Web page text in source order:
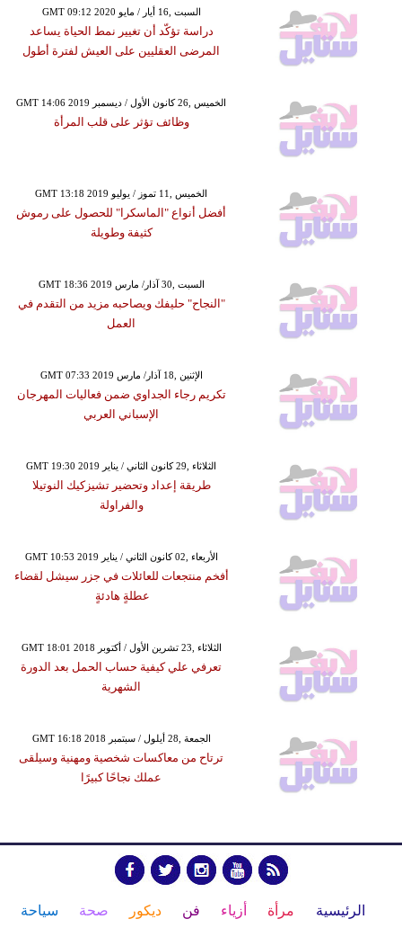
GMT 09:12 2020 السبت ,16 أيار / مايو
دراسة تؤكّد أن تغيير نمط الحياة يساعد
المرضى العقليين على العيش لفترة أطول
GMT 14:06 2019 الخميس ,26 كانون الأول / ديسمبر
وظائف تؤثر على قلب المرأة
GMT 13:18 2019 الخميس ,11 تموز / يوليو
أفضل أنواع "الماسكرا" للحصول على رموش
كثيفة وطويلة
GMT 18:36 2019 السبت ,30 آذار/ مارس
"النجاح" حليفك ويصاحبه مزيد من التقدم في
العمل
GMT 07:33 2019 الإثنين ,18 آذار/ مارس
تكريم رجاء الجداوي ضمن فعاليات المهرجان
الإسباني العربي
GMT 19:30 2019 الثلاثاء ,29 كانون الثاني / يناير
طريقة إعداد وتحضير تشيزكيك النوتيلا
والفراولة
GMT 10:53 2019 الأربعاء ,02 كانون الثاني / يناير
أفخم منتجعات للعائلات في جزر سيشل لقضاء
عطلةٍ هادئةٍ
GMT 18:01 2018 الثلاثاء ,23 تشرين الأول / أكتوبر
تعرفي علي كيفية حساب الحمل بعد الدورة
الشهرية
GMT 16:18 2018 الجمعة ,28 أيلول / سبتمبر
ترتاح من معاكسات شخصية ومهنية وسيلقى
عملك نجاحًا كبيرًا
الرئيسية مرأة أزياء فن ديكور صحة سياحة